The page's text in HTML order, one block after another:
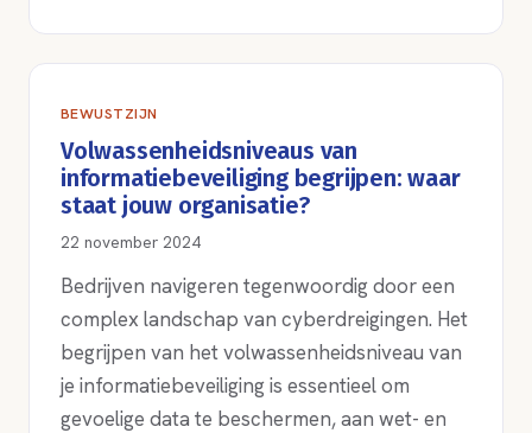
BEWUSTZIJN
Volwassenheidsniveaus van
informatiebeveiliging begrijpen: waar
staat jouw organisatie?
22 november 2024
Bedrijven navigeren tegenwoordig door een
complex landschap van cyberdreigingen. Het
begrijpen van het volwassenheidsniveau van
je informatiebeveiliging is essentieel om
gevoelige data te beschermen, aan wet- en